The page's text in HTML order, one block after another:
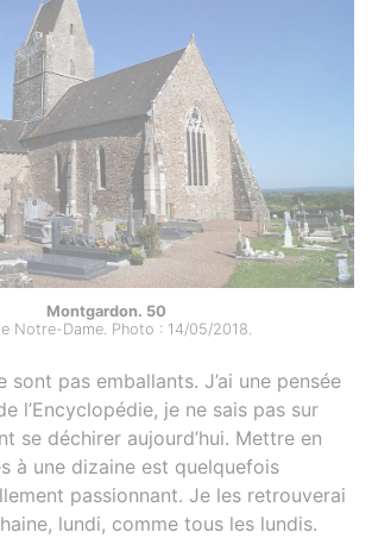
Montgardon. 50
Notre-Dame. Photo : 14/05/2018.
sont pas emballants. J’ai une pensée
l’Encyclopédie, je ne sais pas sur
se déchirer aujourd’hui. Mettre en
à une dizaine est quelquefois
passionnant. Je les retrouverai
lundi, comme tous les lundis.